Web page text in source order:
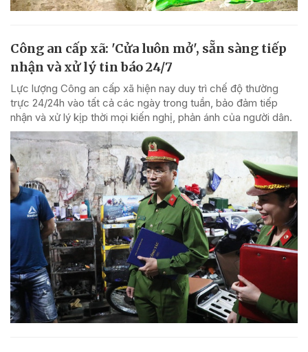
Công an cấp xã: 'Cửa luôn mở', sẵn sàng tiếp
nhận và xử lý tin báo 24/7
Lực lượng Công an cấp xã hiện nay duy trì chế độ thường
trực 24/24h vào tất cả các ngày trong tuần, bảo đảm tiếp
nhận và xử lý kịp thời mọi kiến nghị, phản ánh của người dân.